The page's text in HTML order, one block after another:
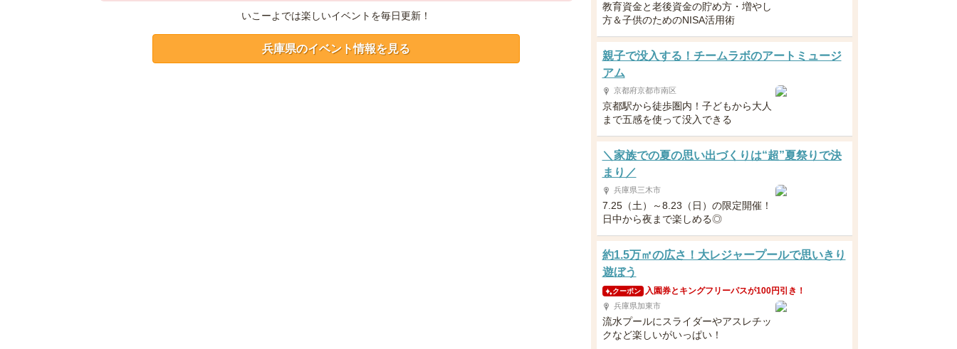
いこーよでは楽しいイベントを毎日更新！
兵庫県のイベント情報を見る
教育資金と老後資金の貯め方・増やし
方＆子供のためのNISA活用術
親子で没入する！チームラボのアートミュージ
アム
京都府京都市南区
京都駅から徒歩圏内！子どもから大人
まで五感を使って没入できる
＼家族での夏の思い出づくりは“超”夏祭りで決
まり／
兵庫県三木市
7.25（土）～8.23（日）の限定開催！
日中から夜まで楽しめる◎
約1.5万㎡の広さ！大レジャープールで思いきり
遊ぼう
クーポン 入園券とキングフリーパスが100円引き！
兵庫県加東市
流水プールにスライダーやアスレチッ
クなど楽しいがいっぱい！